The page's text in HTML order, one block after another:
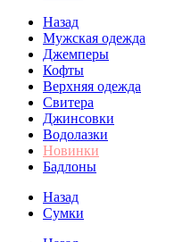
Назад
Мужская одежда
Джемперы
Кофты
Верхняя одежда
Свитера
Джинсовки
Водолазки
Новинки
Бадлоны
Назад
Сумки